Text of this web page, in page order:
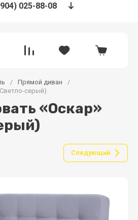
025-88-08
/ Прямой диван
/
серый)
«Оскар»
Следующий